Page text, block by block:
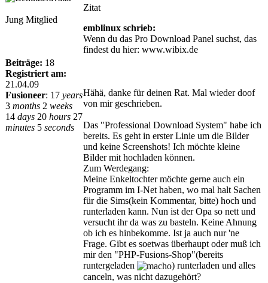
Jung Mitglied
Beiträge: 18
Registriert am:
21.04.09
Fusioneer: 17 years
3 months 2 weeks
14 days 20 hours 27
minutes 5 seconds
Zitat
emblinux schrieb:
Wenn du das Pro Download Panel suchst, das
findest du hier: www.wibix.de
Hähä, danke für deinen Rat. Mal wieder doof
von mir geschrieben.
Das "Professional Download System" habe ich
bereits. Es geht in erster Linie um die Bilder
und keine Screenshots! Ich möchte kleine
Bilder mit hochladen können.
Zum Werdegang:
Meine Enkeltochter möchte gerne auch ein
Programm im I-Net haben, wo mal halt Sachen
für die Sims(kein Kommentar, bitte) hoch und
runterladen kann. Nun ist der Opa so nett und
versucht ihr da was zu basteln. Keine Ahnung
ob ich es hinbekomme. Ist ja auch nur 'ne
Frage. Gibt es soetwas überhaupt oder muß ich
mir den "PHP-Fusions-Shop"(bereits
runtergeladen
) runterladen und alles
canceln, was nicht dazugehört?